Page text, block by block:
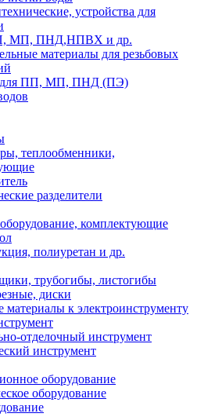
устройства для
МП, ПНД,НПВХ и др.
материалы для резьбовых
для ПП, МП, ПНД (ПЭ)
теплообменники,
разделители
комплектующие
полиуретан и др.
трубогибы, листогибы
диски
материалы к электроинструменту
отделочный инструмент
инструмент
оборудование
оборудование